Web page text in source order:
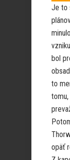
Je to
bol
to
opäť